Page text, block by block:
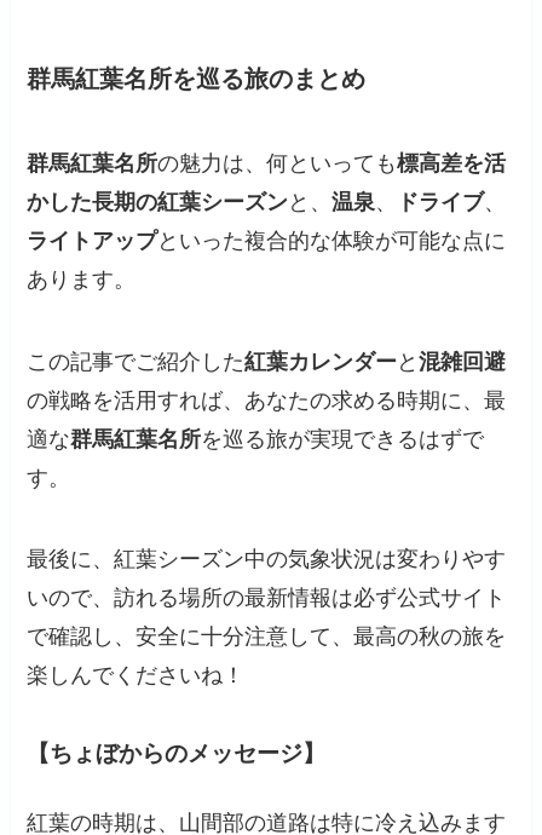
群馬紅葉名所を巡る旅のまとめ
群馬紅葉名所の魅力は、何といっても標高差を活
かした長期の紅葉シーズンと、温泉、 ドライブ、
ライトアップといった複合的な体験が可能な点に
あります。
この記事でご紹介した紅葉カレンダー と混雑回避
の戦略を活用すれば、あなたの求める時期に、最
適な群馬紅葉名所を巡る旅が実現できるはずで
す。
最後に、紅葉シーズン中の気象状況は変わりやす
いので、訪れる場所の最新情報は必ず公式サイト
で確認し、安全に十分注意して、最高の秋の旅を
楽しんでくださいね！
【ちょぼからのメッセージ】
紅葉の時期は、山間部の道路は特に冷え込みます